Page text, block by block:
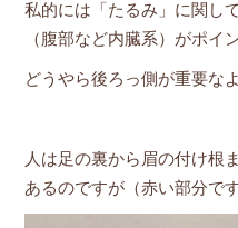
私的には「たるみ」に関し
（腹部など内臓系）がポイ
どうやら後ろっ側が重要な
人は足の裏から眉の付け根
あるのですが（赤い部分です